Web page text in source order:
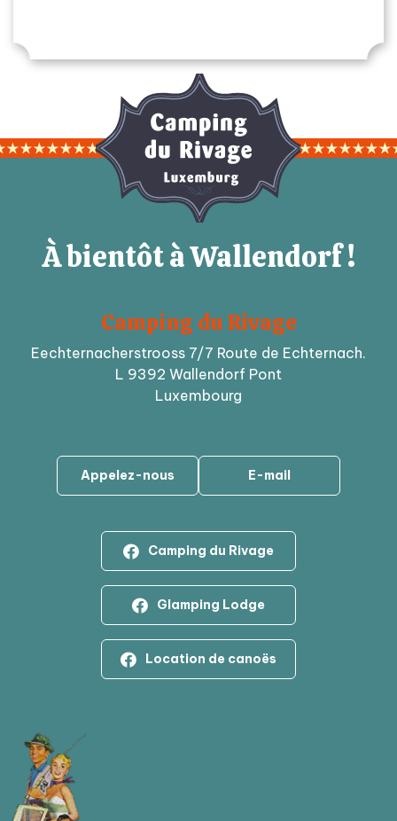
À bientôt à Wallendorf !
Camping du Rivage
Eechternacherstrooss 7/7 Route de Echternach.
L 9392 Wallendorf Pont
Luxembourg
Appelez-nous E-mail
Camping du Rivage
Glamping Lodge
Location de canoës